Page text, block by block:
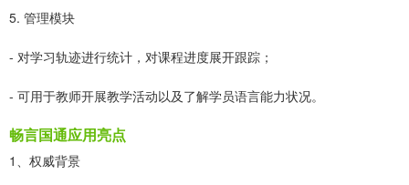
5. 管理模块
- 对学习轨迹进行统计，对课程进度展开跟踪；
- 可用于教师开展教学活动以及了解学员语言能力状况。
畅言国通应用亮点
1、权威背景